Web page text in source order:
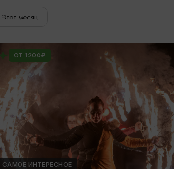
Этот месяц
ОТ 1200₽
САМОЕ ИНТЕРЕСНОЕ